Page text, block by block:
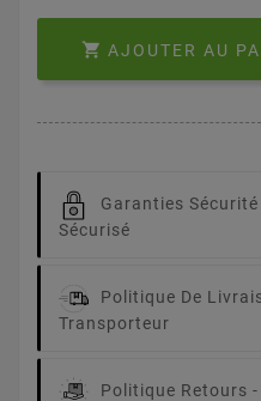
 AJOUTER AU
Garanties Sécurité
Sécurisé
Politique De
Transporteur
Politique Retours -